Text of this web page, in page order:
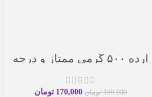
ارده ۵۰۰ گرمی ممتاز و درجه
یک، خوش خوراک و خوش طعم
190,000 تومان 170,000 تومان